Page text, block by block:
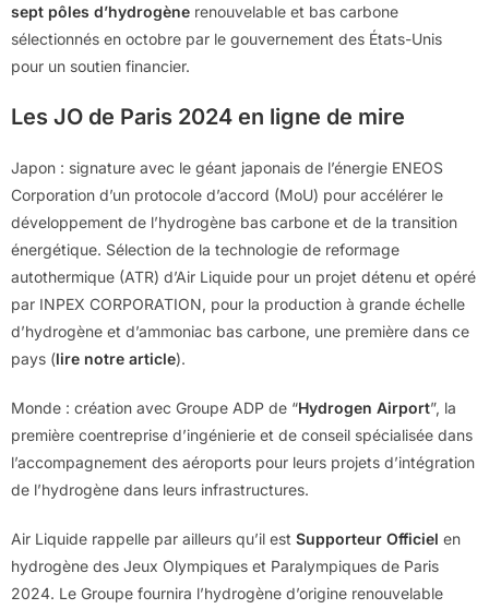
sept pôles d’hydrogène renouvelable et bas carbone
sélectionnés en octobre par le gouvernement des États-Unis
pour un soutien financier.
Les JO de Paris 2024 en ligne de mire
Japon : signature avec le géant japonais de l’énergie ENEOS
Corporation d’un protocole d’accord (MoU) pour accélérer le
développement de l’hydrogène bas carbone et de la transition
énergétique. Sélection de la technologie de reformage
autothermique (ATR) d’Air Liquide pour un projet détenu et opéré
par INPEX CORPORATION, pour la production à grande échelle
d’hydrogène et d’ammoniac bas carbone, une première dans ce
pays (lire notre article).
Monde : création avec Groupe ADP de “Hydrogen Airport”, la
première coentreprise d’ingénierie et de conseil spécialisée dans
l’accompagnement des aéroports pour leurs projets d’intégration
de l’hydrogène dans leurs infrastructures.
Air Liquide rappelle par ailleurs qu’il est Supporteur Officiel en
hydrogène des Jeux Olympiques et Paralympiques de Paris
2024. Le Groupe fournira l’hydrogène d’origine renouvelable